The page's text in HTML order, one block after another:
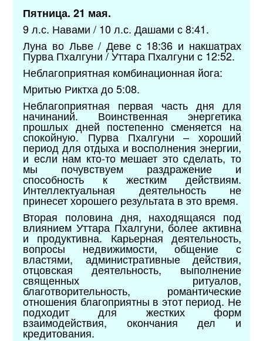
Пятница. 21 мая.
9 л.с. Навами / 10 л.с. Дашами с 8:41.
Луна во Льве / Деве с 18:36 и накшатрах
Пурва Пхалгуни / Уттара Пхалгуни с 12:52.
Неблагоприятная комбинационная йога:
Мритью Риктха до 5:08.
Неблагоприятная первая часть дня для
начинаний. Воинственная энергетика
прошлых дней постепенно сменяется на
спокойную. Пурва Пхалгуни – хороший
период для отдыха и восполнения энергии,
и если нам кто-то мешает это сделать, то
мы почувствуем раздражение и
способность к жестким действиям.
Интеллектуальная деятельность не
принесет хорошего результата в это время.
Вторая половина дня, находящаяся под
влиянием Уттара Пхалгуни, более активна
и продуктивна. Карьерная деятельность,
вопросы недвижимости, общение с
властями, административные действия,
отцовская деятельность, выполнение
священных ритуалов,
благотворительность, романтические
отношения благоприятны в этот период. Не
подходит для жестких форм
взаимодействия, окончания дел и
кредитования.